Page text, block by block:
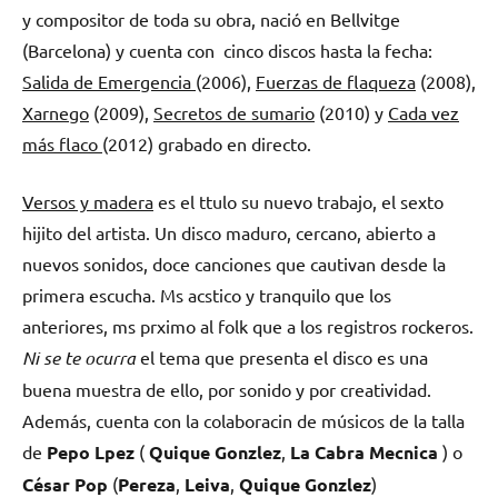
y compositor de toda su obra, nació en Bellvitge
(Barcelona) y cuenta con cinco discos hasta la fecha:
Salida de Emergencia (2006), Fuerzas de flaqueza (2008),
Xarnego (2009), Secretos de sumario (2010) y Cada vez
más flaco (2012) grabado en directo.
Versos y madera es el ttulo su nuevo trabajo, el sexto
hijito del artista. Un disco maduro, cercano, abierto a
nuevos sonidos, doce canciones que cautivan desde la
primera escucha. Ms acstico y tranquilo que los
anteriores, ms prximo al folk que a los registros rockeros.
Ni se te ocurrael tema que presenta el disco es una
buena muestra de ello, por sonido y por creatividad.
Además, cuenta con la colaboracin de músicos de la talla
de Pepo Lpez ( Quique Gonzlez La Cabra Mecnica ) o
César Pop (Pereza Leiva Quique Gonzlez)